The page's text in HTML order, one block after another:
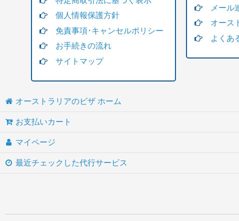
スペシャルプログラム
サブクラス400
トランジット・船舶乗組員(maritime crew visa)
戸籍謄本翻訳・英訳
18歳未満の追加料金
移民局へ支払うビザ申請料金クレジットカード決済
個人情報保護方針
免責事項･キャンセルポリシー
お手続きの流れ
サイトマップ
メール
オース
よくあ
オーストラリアのビザ ホーム
お支払いカート
マイページ
最近チェックした代行サービス